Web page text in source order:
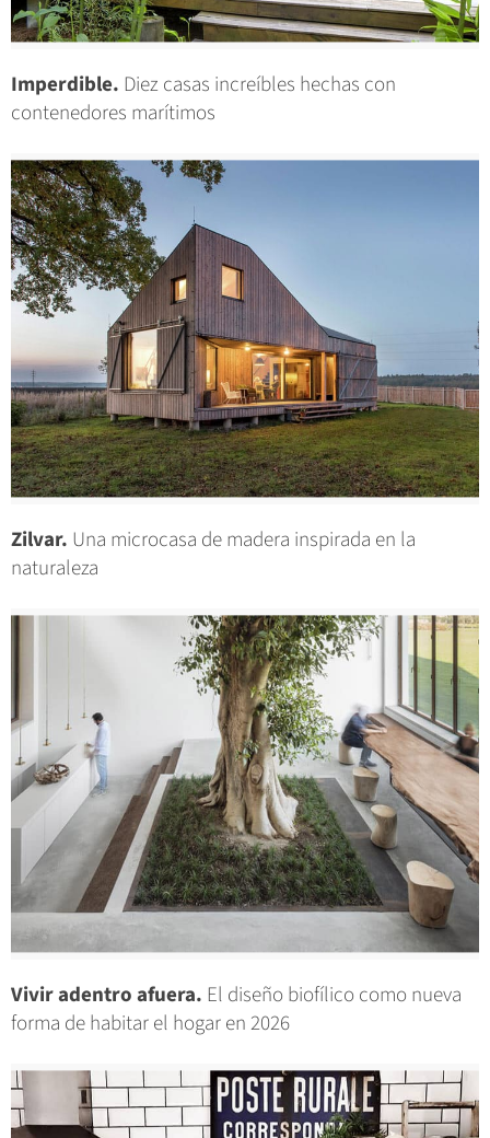
Imperdible. Diez casas increíbles hechas con
contenedores marítimos
Zilvar. Una microcasa de madera inspirada en la
naturaleza
Vivir adentro afuera. El diseño biofílico como nueva
forma de habitar el hogar en 2026